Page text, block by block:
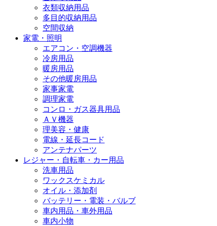
衣類収納用品
多目的収納用品
空間収納
家電・照明
エアコン・空調機器
冷房用品
暖房用品
その他暖房用品
家事家電
調理家電
コンロ・ガス器具用品
ＡＶ機器
理美容・健康
電線・延長コード
アンテナパーツ
レジャー・自転車・カー用品
洗車用品
ワックスケミカル
オイル・添加剤
バッテリー・電装・バルブ
車内用品・車外用品
車内小物